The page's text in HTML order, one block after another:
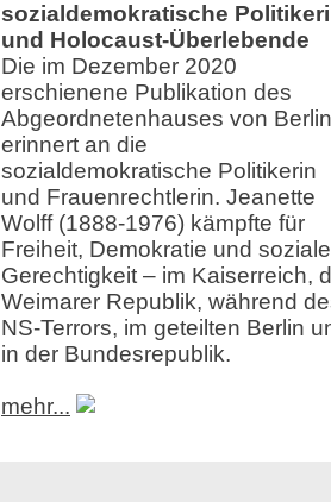
sozialdemokratische
und Holocaust-Überlebende
Die im Dezember 2020
erschienene Publikation des
Abgeordnetenhauses von Berlin
erinnert an die
sozialdemokratische Politikerin
und Frauenrechtlerin. Jeanette
Wolff (1888-1976) kämpfte für
Freiheit, Demokratie und soziale
Gerechtigkeit – im Kaiserreich,
Weimarer Republik, während
NS-Terrors, im geteilten Berlin
in der Bundesrepublik.
mehr...